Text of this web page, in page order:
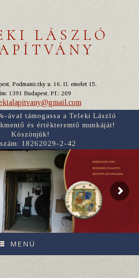
LÁSZLÓ
Podmaniczky u. 16. II. emelet 15.
1391 Budapest, Pf.: 209
ával támogassa a Teleki László
és értékteremtő munkáját!
Köszönjük!
18262029-2-42
RÓMER FLÓRIS TERV
BORSI RÁKÓCZI-KASTÉLY
NÉPI ÉPÍTÉSZETI PROGRAM
MENÜ